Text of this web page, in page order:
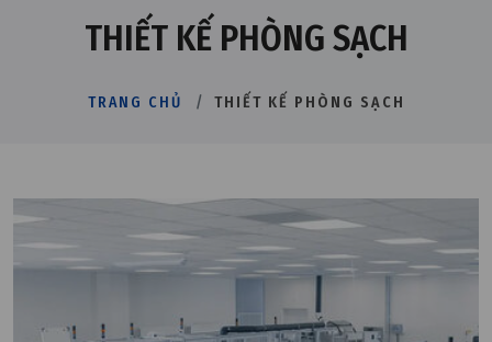
THIẾT KẾ PHÒNG SẠCH
TRANG CHỦ THIẾT KẾ PHÒNG SẠCH